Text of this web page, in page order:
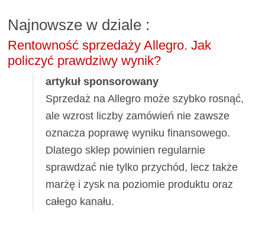
Najnowsze w dziale :
Rentowność sprzedaży Allegro. Jak
policzyć prawdziwy wynik?
artykuł sponsorowany
Sprzedaż na Allegro może szybko rosnąć,
ale wzrost liczby zamówień nie zawsze
oznacza poprawę wyniku finansowego.
Dlatego sklep powinien regularnie
sprawdzać nie tylko przychód, lecz także
marżę i zysk na poziomie produktu oraz
całego kanału.